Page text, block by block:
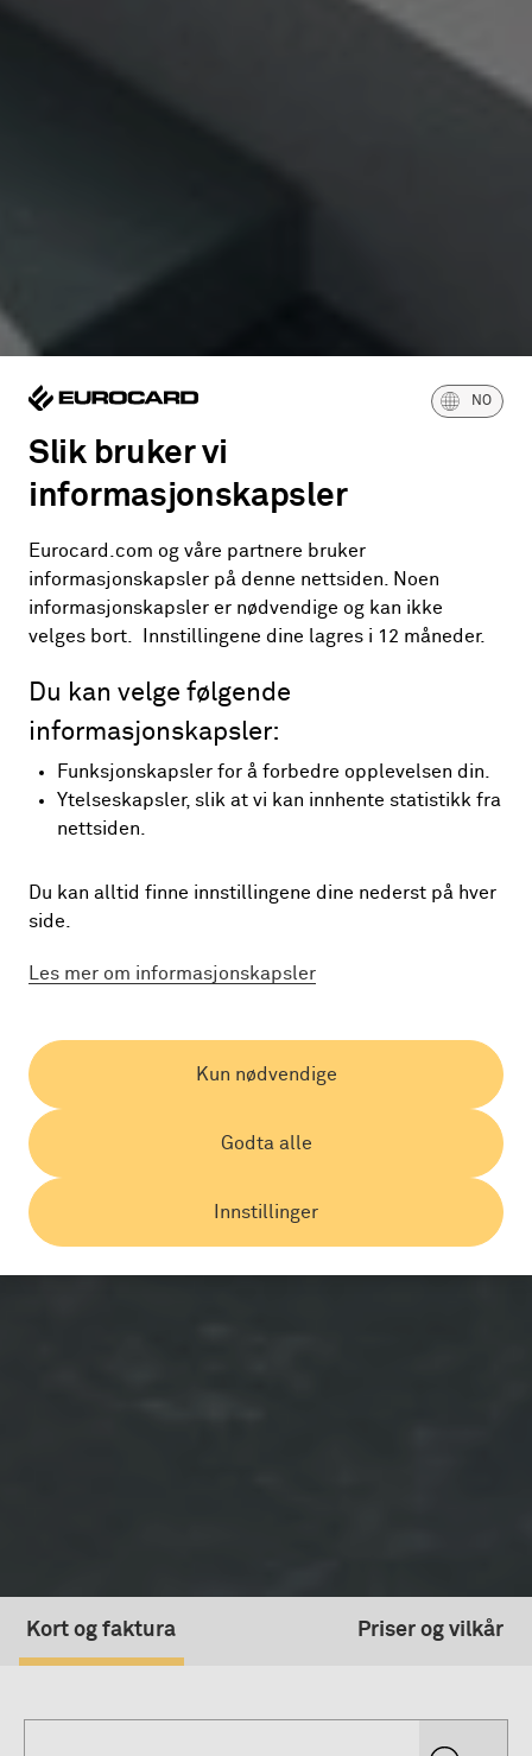
Kort og faktura Priser og vilkår
NO
Slik bruker vi
informasjonskapsler
Eurocard.com og våre partnere bruker
informasjonskapsler på denne nettsiden. Noen
informasjonskapsler er nødvendige og kan ikke
velges bort. Innstillingene dine lagres i 12 måneder.
Du kan velge følgende
informasjonskapsler:
Funksjonskapsler for å forbedre opplevelsen din.
Ytelseskapsler, slik at vi kan innhente statistikk fra
nettsiden.
Du kan alltid finne innstillingene dine nederst på hver
side.
Les mer om informasjonskapsler
Innstillinger
Godta alle
Kun nødvendige